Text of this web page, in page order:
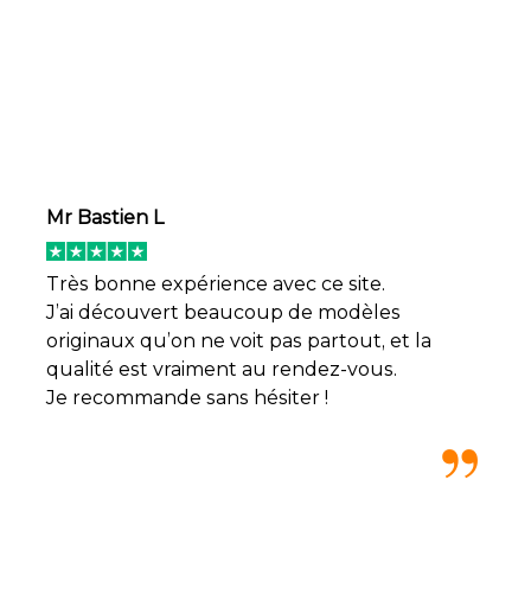
Mr Bastien L
Très bonne expérience avec ce site.
J’ai découvert beaucoup de modèles
originaux qu’on ne voit pas partout, et la
qualité est vraiment au rendez-vous.
Je recommande sans hésiter !